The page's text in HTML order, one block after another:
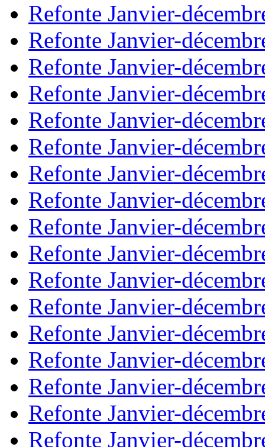
Refonte Janvier-
Refonte Janvier-
Refonte Janvier-
Refonte Janvier-
Refonte Janvier-
Refonte Janvier-
Refonte Janvier-
Refonte Janvier-
Refonte Janvier-
Refonte Janvier-
Refonte Janvier-
Refonte Janvier-
Refonte Janvier-
Refonte Janvier-
Refonte Janvier-
Refonte Janvier-
Refonte Janvier-